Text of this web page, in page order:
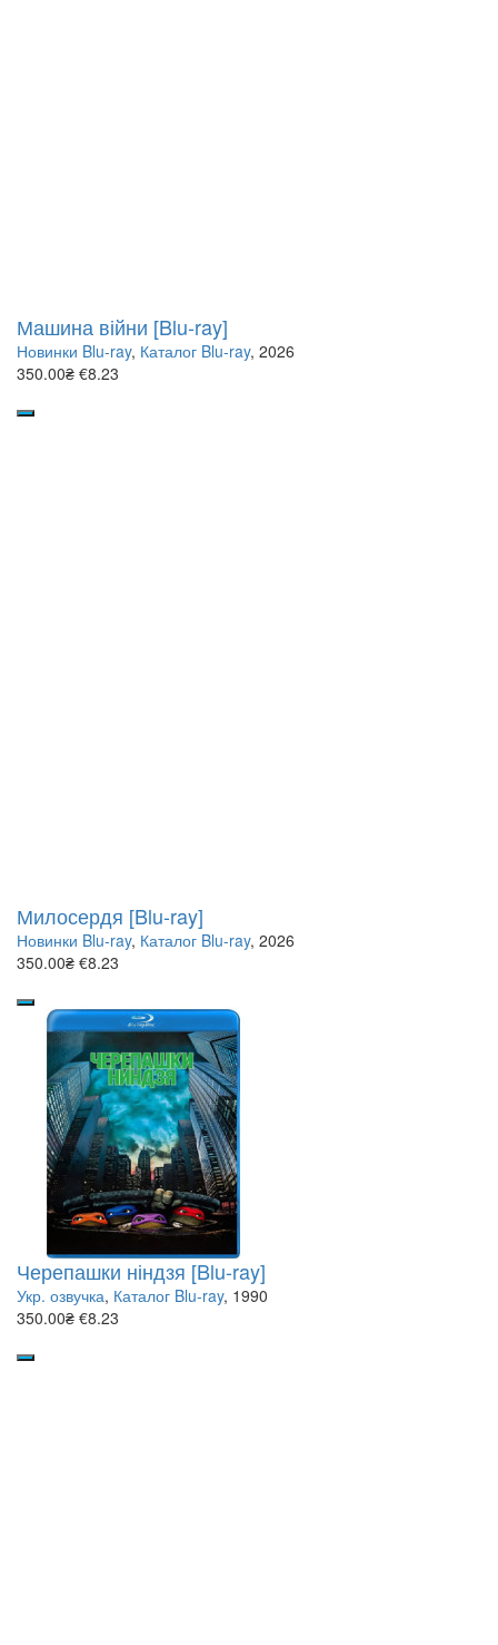
Машина війни [Blu-ray]
Новинки Blu-ray, Каталог Blu-ray, 2026
350.00₴ €8.23
Милосердя [Blu-ray]
Новинки Blu-ray, Каталог Blu-ray, 2026
350.00₴ €8.23
Черепашки ніндзя [Blu-ray]
Укр. озвучка, Каталог Blu-ray, 1990
350.00₴ €8.23